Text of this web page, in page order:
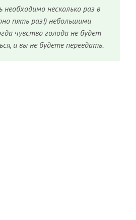
несколько раз в
пять раз!) небольшими
чувство голода не будет
и вы не будете переедать.